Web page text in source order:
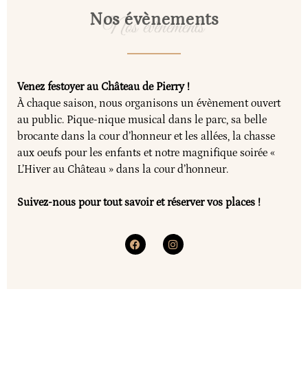
Nos évènements
Venez festoyer au Château de Pierry !
À chaque saison, nous organisons un évènement ouvert
au public. Pique-nique musical dans le parc, sa belle
brocante dans la cour d’honneur et les allées, la chasse
aux oeufs pour les enfants et notre magnifique soirée «
L’Hiver au Château » dans la cour d’honneur.
Suivez-nous pour tout savoir et réserver vos places !